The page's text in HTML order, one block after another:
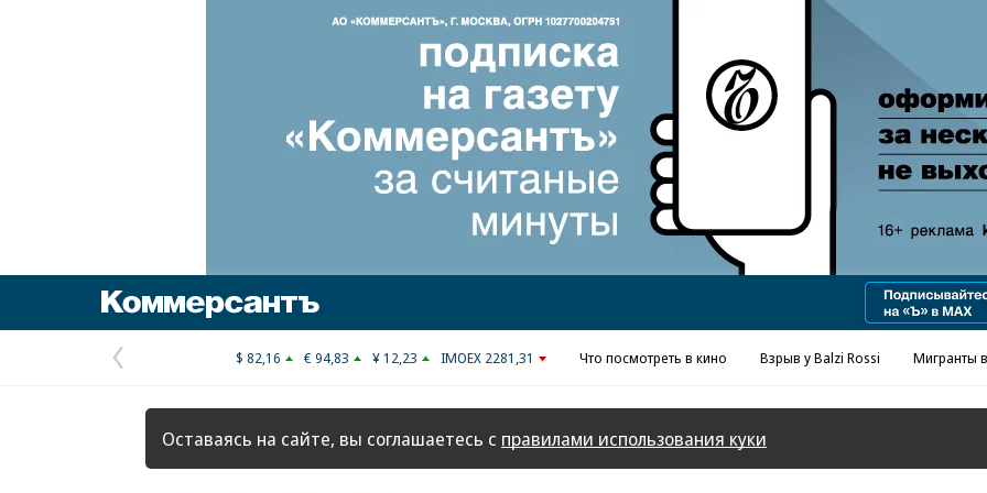
Реклама в «Ъ» www.kommersant.ru/ad
Предыдущая
страница
$ 82,16 € 94,83 ¥ 12,23 IMOEX 2281,31 Что посмотреть в кино Взрыв у Balzi Rossi Мигранты
Оставаясь на сайте, вы соглашаетесь с правилами использования куки